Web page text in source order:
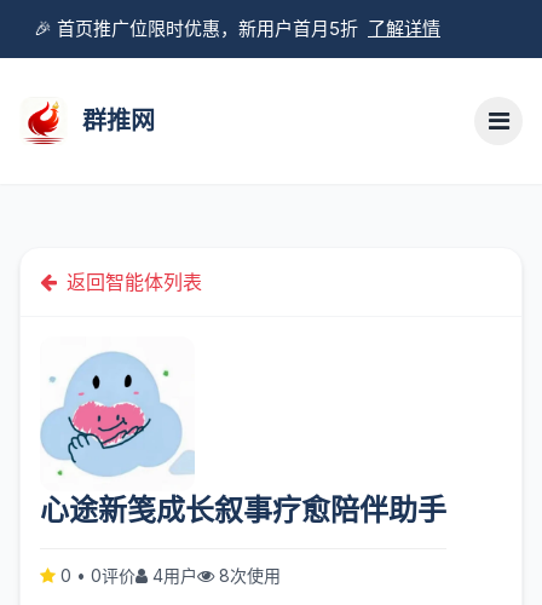
🎉 首页推广位限时优惠，新用户首月5折 了解详情
群推网
返回智能体列表
心途新笺成长叙事疗愈陪伴助手
0 • 0评价 4用户 8次使用